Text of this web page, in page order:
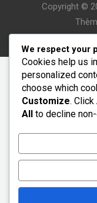
Copyright ©
We respect your
Cookies help us
personalized
choose which
Customize. Click
All to decline